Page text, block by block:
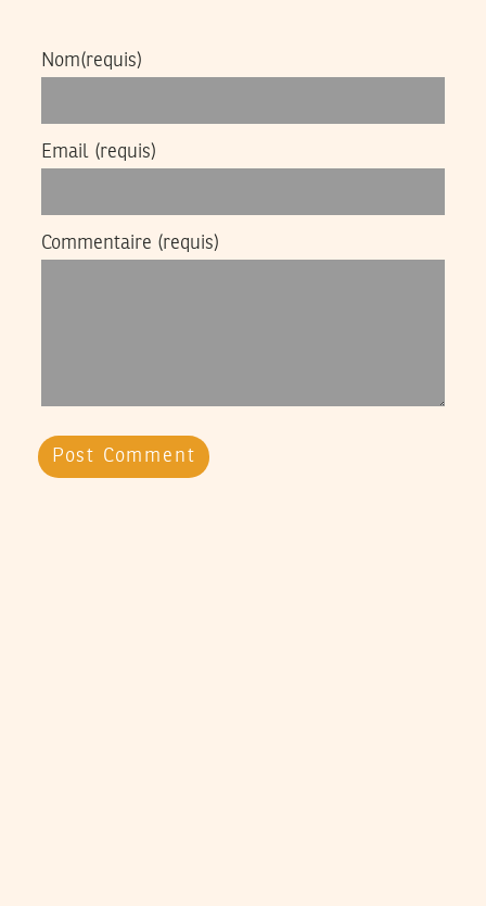
Nom(requis)
Email (requis)
Commentaire (requis)